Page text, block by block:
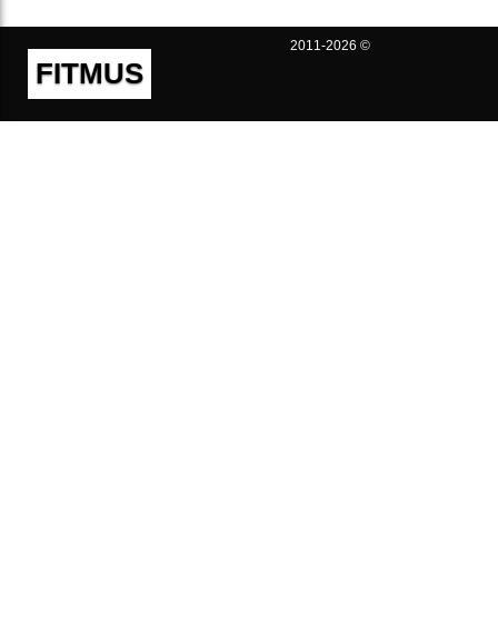
FITMUS
2011-2026 ©